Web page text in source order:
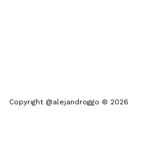
Copyright @alejandroggo © 2026